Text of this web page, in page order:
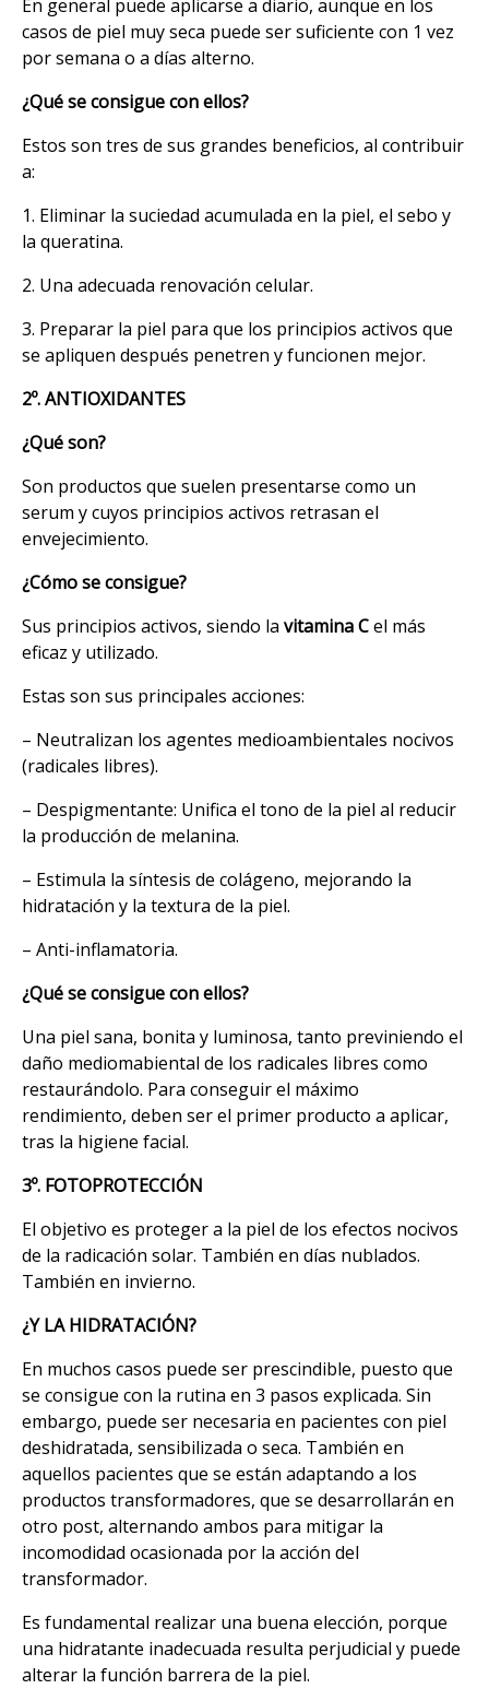
En general puede aplicarse a diario, aunque en los
casos de piel muy seca puede ser suficiente con 1 vez
por semana o a días alterno.
¿Qué se consigue con ellos?
Estos son tres de sus grandes beneficios, al contribuir
a:
1. Eliminar la suciedad acumulada en la piel, el sebo y
la queratina.
2. Una adecuada renovación celular.
3. Preparar la piel para que los principios activos que
se apliquen después penetren y funcionen mejor.
2º. ANTIOXIDANTES
¿Qué son?
Son productos que suelen presentarse como un
serum y cuyos principios activos retrasan el
envejecimiento.
¿Cómo se consigue?
Sus principios activos, siendo la vitamina Cel más
eficaz y utilizado.
Estas son sus principales acciones:
– Neutralizan los agentes medioambientales nocivos
(radicales libres).
– Despigmentante: Unifica el tono de la piel al reducir
la producción de melanina.
– Estimula la síntesis de colágeno, mejorando la
hidratación y la textura de la piel.
– Anti-inflamatoria.
¿Qué se consigue con ellos?
Una piel sana, bonita y luminosa, tanto previniendo el
daño mediomabiental de los radicales libres como
restaurándolo. Para conseguir el máximo
rendimiento, deben ser el primer producto a aplicar,
tras la higiene facial.
3º. FOTOPROTECCIÓN
El objetivo es proteger a la piel de los efectos nocivos
de la radicación solar. También en días nublados.
También en invierno.
¿Y LA HIDRATACIÓN?
En muchos casos puede ser prescindible, puesto que
se consigue con la rutina en 3 pasos explicada. Sin
embargo, puede ser necesaria en pacientes con piel
deshidratada, sensibilizada o seca. También en
aquellos pacientes que se están adaptando a los
productos transformadores, que se desarrollarán en
otro post, alternando ambos para mitigar la
incomodidad ocasionada por la acción del
transformador.
Es fundamental realizar una buena elección, porque
una hidratante inadecuada resulta perjudicial y puede
alterar la función barrera de la piel.